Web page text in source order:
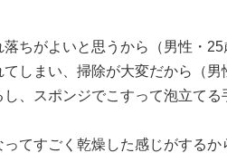
ちがよいと思うから（男性・25
しまい、掃除が大変だから（男
し、スポンジでこすって泡立て
てすごく乾燥した感じがするか